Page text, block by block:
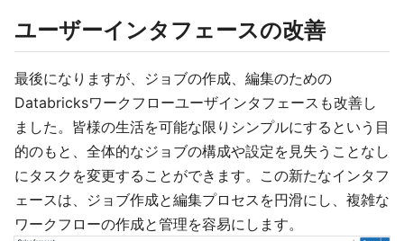
ユーザーインタフェースの改善
最後になりますが、ジョブの作成、編集のための
Databricksワークフローユーザインタフェースも改善し
ました。皆様の生活を可能な限りシンプルにするという目
的のもと、全体的なジョブの構成や設定を見失うことなし
にタスクを変更することができます。この新たなインタフ
ェースは、ジョブ作成と編集プロセスを円滑にし、複雑な
ワークフローの作成と管理を容易にします。